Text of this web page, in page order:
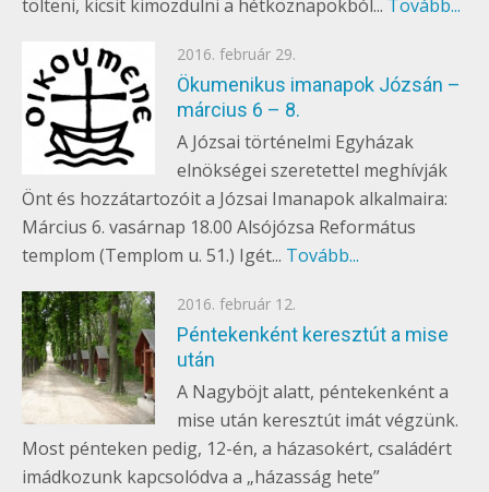
tölteni, kicsit kimozdulni a hétköznapokból... Tovább...
Posted
on
2016. február 29.
Ökumenikus imanapok Józsán –
március 6 – 8.
A Józsai történelmi Egyházak
elnökségei szeretettel meghívják
Önt és hozzátartozóit a Józsai Imanapok alkalmaira:
Március 6. vasárnap 18.00 Alsójózsa Református
templom (Templom u. 51.) Igét... Tovább...
Posted
on
2016. február 12.
Péntekenként keresztút a mise
után
A Nagyböjt alatt, péntekenként a
mise után keresztút imát végzünk.
Most pénteken pedig, 12-én, a házasokért, családért
imádkozunk kapcsolódva a „házasság hete”